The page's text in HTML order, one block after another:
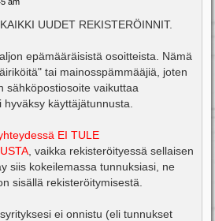
UUDET REKISTERÖINNIT.
epämääräisistä osoitteista. Nämä
tai mainosspämmääjiä, joten
sähköpostiosoite vaikuttaa
käyttäjätunnusta.
EI TULE
, vaikka rekisteröityessä sellaisen
siis kokeilemassa tunnuksiasi, ne
sisällä rekisteröitymisestä.
ei onnistu (eli tunnukset